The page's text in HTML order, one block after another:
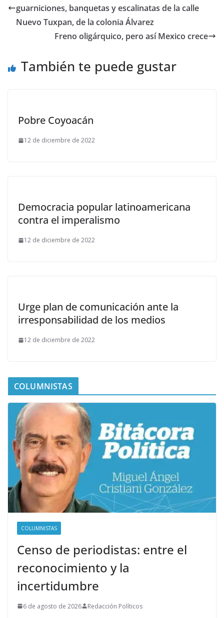
guarniciones, banquetas y escalinatas de la calle
Nuevo Tuxpan, de la colonia Álvarez
Freno oligárquico, pero así Mexico crece
También te puede gustar
Pobre Coyoacán
12 de diciembre de 2022
Democracia popular latinoamericana
contra el imperalismo
12 de diciembre de 2022
Urge plan de comunicación ante la
irresponsabilidad de los medios
12 de diciembre de 2022
COLUMNISTAS
COLUMNISTAS
Censo de periodistas: entre el
reconocimiento y la
incertidumbre
6 de agosto de 2026 Redacción Políticos